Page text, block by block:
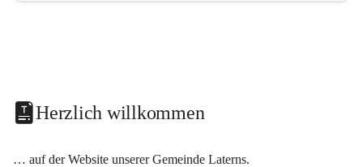
Herzlich willkommen
… auf der Website unserer Gemeinde Laterns.